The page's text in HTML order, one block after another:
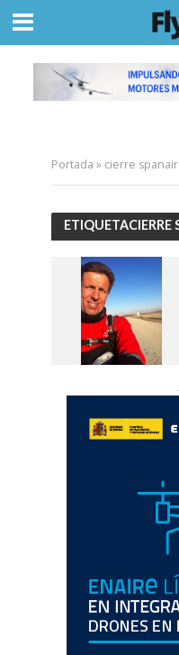
Portada » cierre spanair
ETIQUETACIERRE